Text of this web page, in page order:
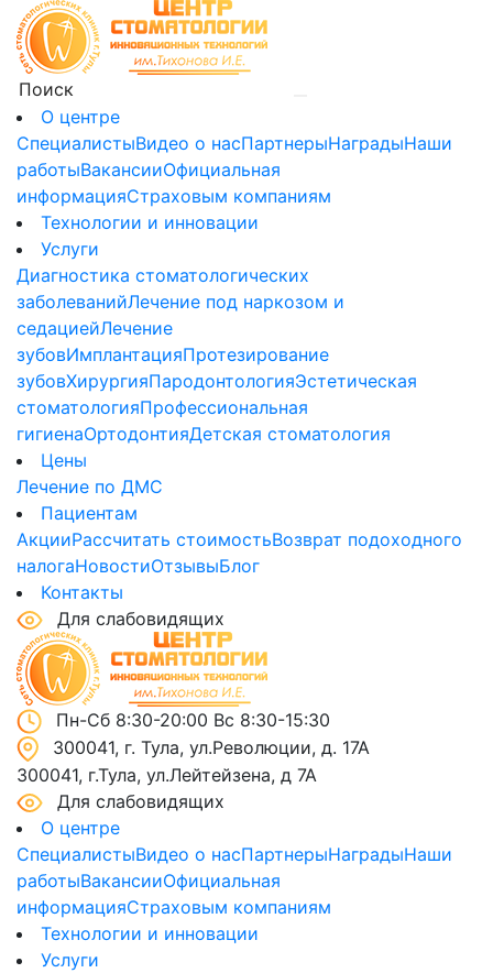
О центре
СпециалистыВидео о насПартнерыНаградыНаши
работыВакансииОфициальная
информацияСтраховым компаниям
Технологии и инновации
Услуги
Диагностика стоматологических
заболеванийЛечение под наркозом и
седациейЛечение
зубовИмплантацияПротезирование
зубовХирургияПародонтологияЭстетическая
стоматологияПрофессиональная
гигиенаОртодонтияДетская стоматология
Цены
Лечение по ДМС
Пациентам
АкцииРассчитать стоимостьВозврат подоходного
налогаНовостиОтзывыБлог
Контакты
Для слабовидящих
Пн-Сб 8:30-20:00 Вс 8:30-15:30
300041, г. Тула, ул.Революции, д. 17А
300041, г.Тула, ул.Лейтейзена, д 7А
Для слабовидящих
О центре
СпециалистыВидео о насПартнерыНаградыНаши
работыВакансииОфициальная
информацияСтраховым компаниям
Технологии и инновации
Услуги